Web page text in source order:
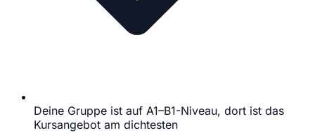
Deine Gruppe ist auf A1–B1-Niveau, dort ist das
Kursangebot am dichtesten